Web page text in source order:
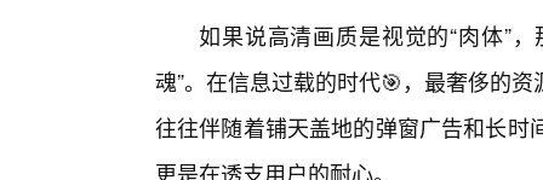
如果说高清画质是视觉的“肉体”
魂”。在信息过载的时代🎯，最奢侈的
往往伴随着铺天盖地的弹窗广告和长
更是在透支用户的耐心。